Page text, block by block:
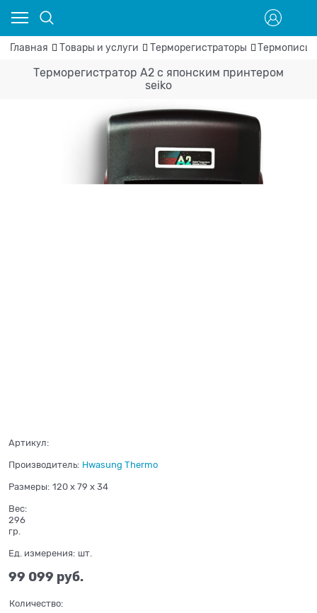
Главная Товары и услуги Терморегистраторы
Терморегистратор A2 с японским принтером
seiko
Артикул:
Производитель: Hwasung Thermo
Размеры: 120 x 79 x 34
Вес:
296
гр.
Ед. измерения: шт.
99 099 руб.
Количество: